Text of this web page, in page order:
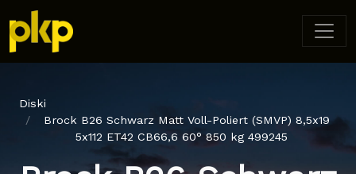
Diski
Brock B26 Schwarz Matt Voll-Poliert (SMVP) 8,5x19
5x112 ET42 CB66,6 60° 850 kg 499245